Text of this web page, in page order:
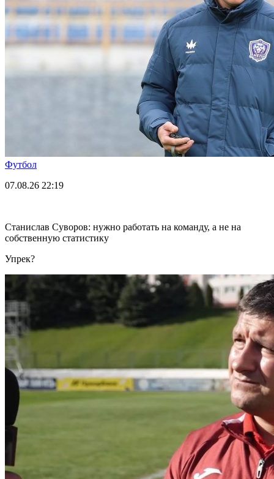
Футбол
07.08.26 22:19
Станислав Суворов: нужно работать на команду, а не на
собственную статистику
Упрек?